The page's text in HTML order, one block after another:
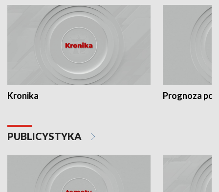
Kronika Prognoza
PUBLICYSTYKA